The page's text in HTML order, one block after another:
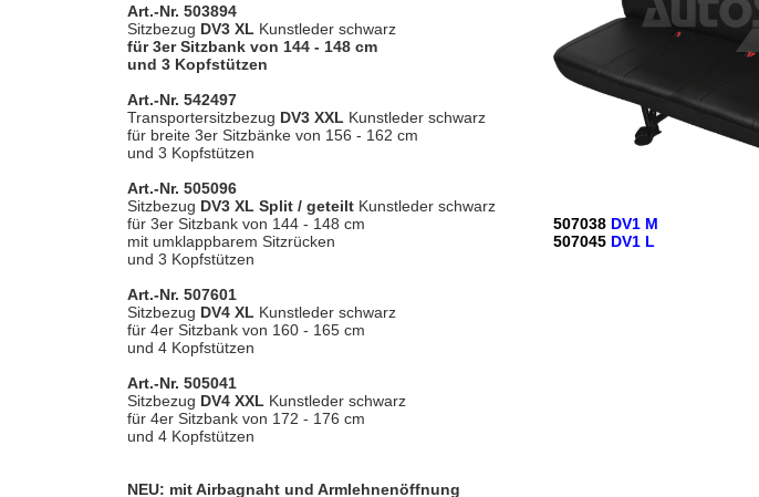
Art.-Nr. 503894
Sitzbezug DV3 XL Kunstleder schwarz
für 3er Sitzbank von 144 - 148 cm
und 3 Kopfstützen
Art.-Nr. 542497
Transportersitzbezug DV3 XXL Kunstleder schwarz
für breite 3er Sitzbänke von 156 - 162 cm
und 3 Kopfstützen
Art.-Nr. 505096
Sitzbezug DV3 XL Split / geteilt Kunstleder schwarz
für 3er Sitzbank von 144 - 148 cm
mit umklappbarem Sitzrücken
und 3 Kopfstützen
Art.-Nr. 507601
Sitzbezug DV4 XL Kunstleder schwarz
für 4er Sitzbank von 160 - 165 cm
und 4 Kopfstützen
Art.-Nr. 505041
Sitzbezug DV4 XXL Kunstleder schwarz
für 4er Sitzbank von 172 - 176 cm
und 4 Kopfstützen
NEU: mit Airbagnaht und Armlehnenöffnung
507038 DV1 M
507045DV1 L